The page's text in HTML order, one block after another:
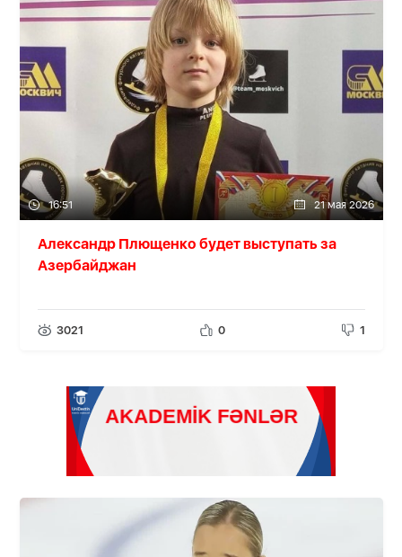
16:51 21 мая 2026
Александр Плющенко будет выступать за
Азербайджан
3021 0 1